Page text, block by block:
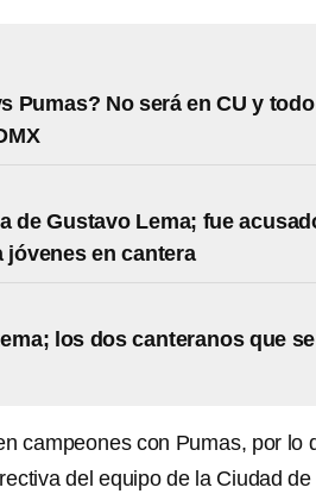
Pumas? No será en CU y todo
de Gustavo Lema; fue
jóvenes en cantera
los dos canteranos que se
campeones con Pumas, por lo
del equipo de la Ciudad de